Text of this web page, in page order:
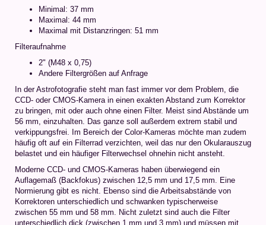
Minimal: 37 mm
Maximal: 44 mm
Maximal mit Distanzringen: 51 mm
Filteraufnahme
2" (M48 x 0,75)
Andere Filtergrößen auf Anfrage
In der Astrofotografie steht man fast immer vor dem Problem, die
CCD- oder CMOS-Kamera in einen exakten Abstand zum Korrektor
zu bringen, mit oder auch ohne einen Filter. Meist sind Abstände um
56 mm, einzuhalten. Das ganze soll außerdem extrem stabil und
verkippungsfrei. Im Bereich der Color-Kameras möchte man zudem
häufig oft auf ein Filterrad verzichten, weil das nur den Okularauszug
belastet und ein häufiger Filterwechsel ohnehin nicht ansteht.
Moderne CCD- und CMOS-Kameras haben überwiegend ein
Auflagemaß (Backfokus) zwischen 12,5 mm und 17,5 mm. Eine
Normierung gibt es nicht. Ebenso sind die Arbeitsabstände von
Korrektoren unterschiedlich und schwanken typischerweise
zwischen 55 mm und 58 mm. Nicht zuletzt sind auch die Filter
unterschiedlich dick (zwischen 1 mm und 3 mm) und müssen mit